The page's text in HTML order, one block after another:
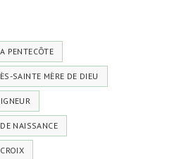
PENTECÔTE
SAINTE MÈRE DE DIEU
NAISSANCE